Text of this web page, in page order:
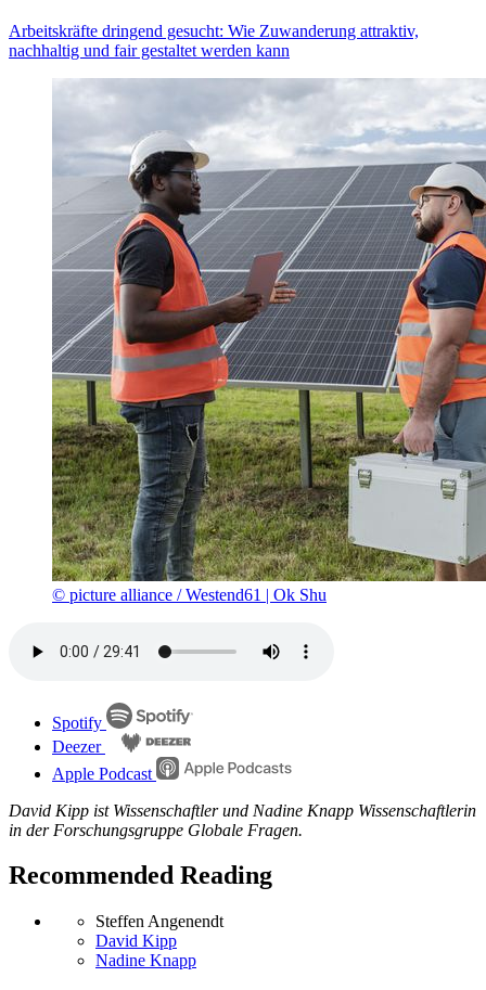
Arbeitskräfte dringend gesucht: Wie Zuwanderung attraktiv,
nachhaltig und fair gestaltet werden kann
© picture alliance / Westend61 | Ok Shu
Spotify
Deezer
Apple Podcast
David Kipp ist Wissenschaftler und Nadine Knapp Wissenschaftlerin
in der Forschungsgruppe Globale Fragen.
Recommended Reading
Steffen Angenendt
David Kipp
Nadine Knapp